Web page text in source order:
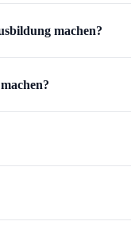
machen?